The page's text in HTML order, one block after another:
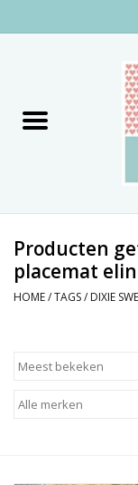
Decoratie
Keukengerei
Producten
placemat
HOME/TAGS/ DIXIE